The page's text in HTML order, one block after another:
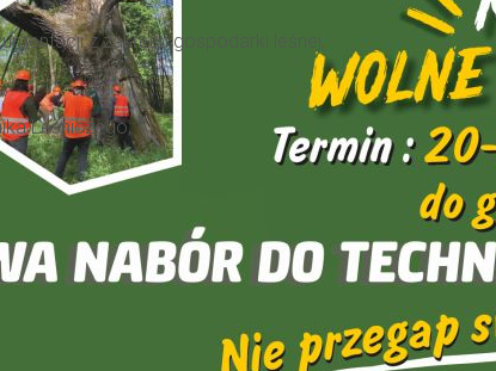
z zakresu gospodarki leśnej,
Leśniczego;